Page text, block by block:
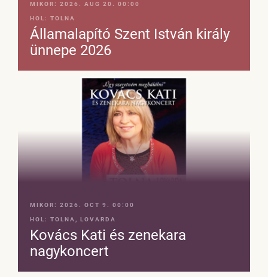
MIKOR: 2026. AUG 20. 00:00
HOL: TOLNA
Államalapító Szent István király
ünnepe 2026
MIKOR: 2026. OCT 9. 00:00
HOL: TOLNA, LOVARDA
Kovács Kati és zenekara
nagykoncert